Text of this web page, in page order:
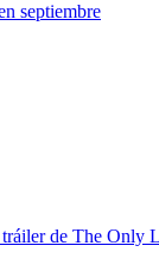
septiembre
tráiler de The